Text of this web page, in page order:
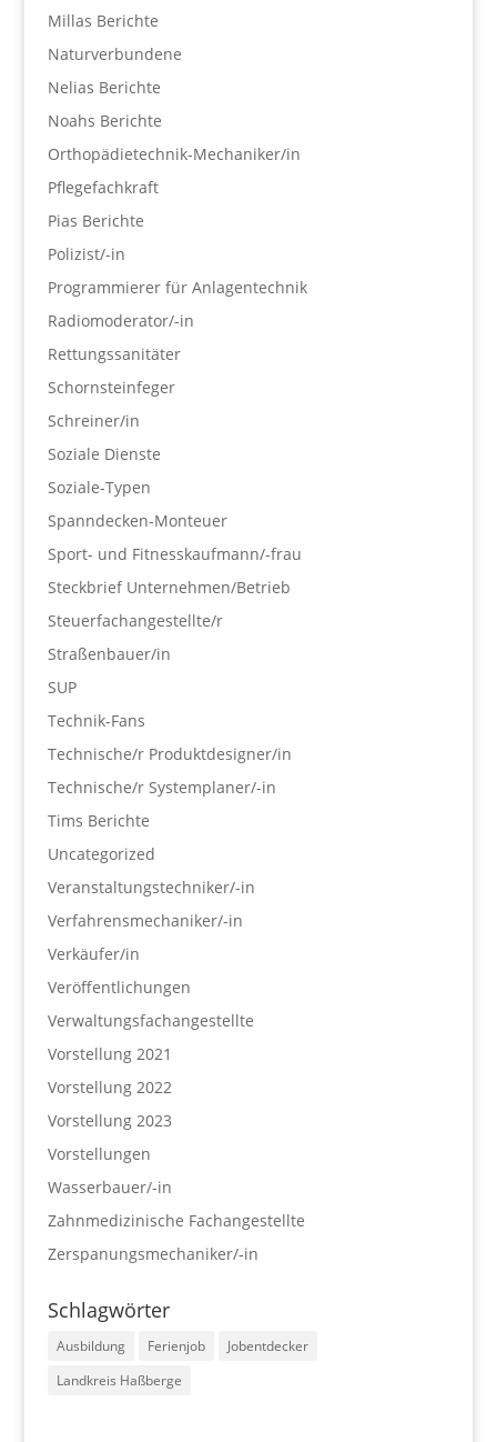
Millas Berichte
Naturverbundene
Nelias Berichte
Noahs Berichte
Orthopädietechnik-Mechaniker/in
Pflegefachkraft
Pias Berichte
Polizist/-in
Programmierer für Anlagentechnik
Radiomoderator/-in
Rettungssanitäter
Schornsteinfeger
Schreiner/in
Soziale Dienste
Soziale-Typen
Spanndecken-Monteuer
Sport- und Fitnesskaufmann/-frau
Steckbrief Unternehmen/Betrieb
Steuerfachangestellte/r
Straßenbauer/in
SUP
Technik-Fans
Technische/r Produktdesigner/in
Technische/r Systemplaner/-in
Tims Berichte
Uncategorized
Veranstaltungstechniker/-in
Verfahrensmechaniker/-in
Verkäufer/in
Veröffentlichungen
Verwaltungsfachangestellte
Vorstellung 2021
Vorstellung 2022
Vorstellung 2023
Vorstellungen
Wasserbauer/-in
Zahnmedizinische Fachangestellte
Zerspanungsmechaniker/-in
Schlagwörter
Ausbildung Ferienjob
Jobentdecker
Landkreis Haßberge